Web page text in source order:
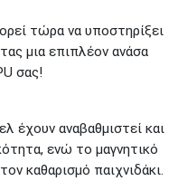
τώρα να υποστηρίξει
μια επιπλέον ανάσα
σας!
έχουν αναβαθμιστεί και
ενώ το μαγνητικό
καθαρισμό παιχνιδάκι.